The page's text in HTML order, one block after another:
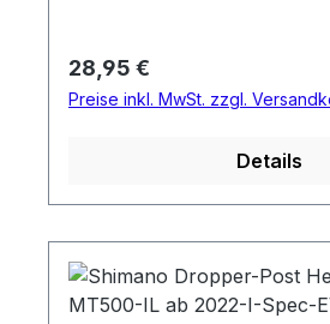
Regulärer Preis:
28,95 €
Preise inkl. MwSt. zzgl.
Details